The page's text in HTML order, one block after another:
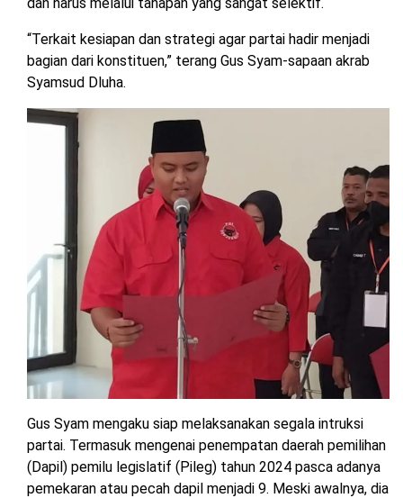
dan harus melalui tahapan yang sangat selektif.
“Terkait kesiapan dan strategi agar partai hadir menjadi
bagian dari konstituen,” terang Gus Syam-sapaan akrab
Syamsud Dluha.
Gus Syam mengaku siap melaksanakan segala intruksi
partai. Termasuk mengenai penempatan daerah pemilihan
(Dapil) pemilu legislatif (Pileg) tahun 2024 pasca adanya
pemekaran atau pecah dapil menjadi 9. Meski awalnya, dia